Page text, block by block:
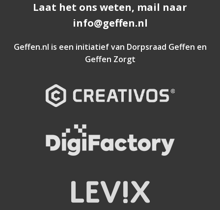
Laat het ons weten, mail naar
info@geffen.nl
Geffen.nl is een initiatief van Dorpsraad Geffen en
Geffen Zorgt